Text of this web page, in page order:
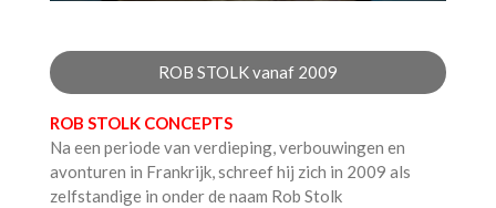
ROB STOLK vanaf 2009
ROB STOLK CONCEPTS
Na een periode van verdieping, verbouwingen en
avonturen in Frankrijk, schreef hij zich in 2009 als
zelfstandige in onder de naam Rob Stolk